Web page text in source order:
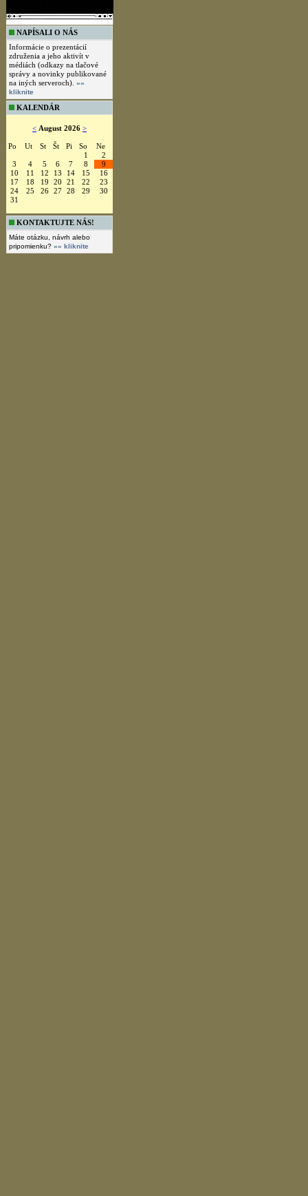
NAPÍSALI O NÁS
Informácie o prezentácií
združenia a jeho aktivít v
médiách (odkazy na tlačové
správy a novinky publikované
na iných serveroch). »»
kliknite
KALENDÁR
< August 2026 >
Po Ut St Št Pi So
Ne
1
2
3
4 5 6 7 8
9
10
11 12 13 14 15
16
17
18 19 20 21 22
23
24
25 26 27 28 29
30
31
KONTAKTUJTE NÁS!
Máte otázku, návrh alebo
pripomienku? »» kliknite